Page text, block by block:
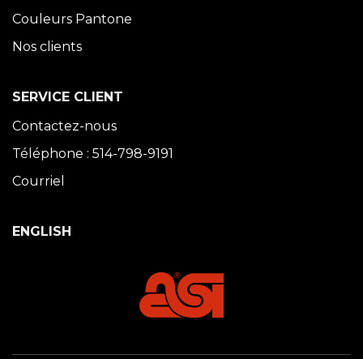
Couleurs Pantone
Nos clients
SERVICE CLIENT
Contactez-nous
Téléphone : 514-798-9191
Courriel
ENGLISH